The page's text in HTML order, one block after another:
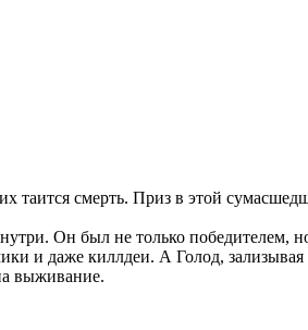
смерть. Приз в этой
Он был не только победителем,
и даже киллдеи. А Голод,
выживание.